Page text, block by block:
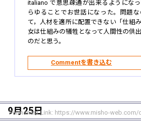
italiano で意思疎通が出来るようにな
らゆることでお世話になった。問題
て，人材を適所に配置できない「仕組
女は仕組みの犠牲となって人間性の供
のだと思う。
9月25日
Permanent Link: https://www.misho-web.com/